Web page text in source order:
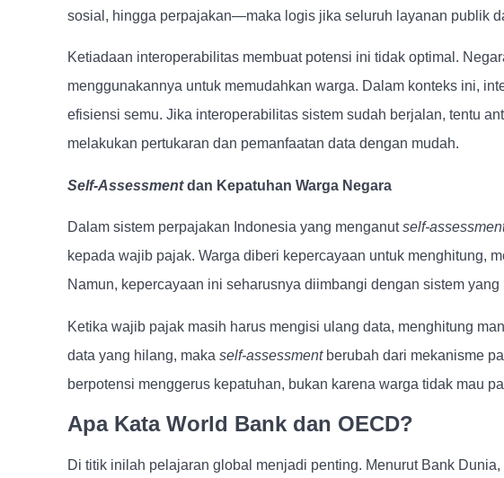
sosial, hingga perpajakan—maka logis jika seluruh layanan publik
Ketiadaan interoperabilitas membuat potensi ini tidak optimal.
menggunakannya untuk memudahkan warga. Dalam konteks ini,
efisiensi semu. Jika interoperabilitas sistem sudah berjalan, tentu
melakukan pertukaran dan pemanfaatan data dengan mudah.
Self-Assessmentdan Kepatuhan Warga Negara
Dalam sistem perpajakan Indonesia yang menganutself-
kepada wajib pajak. Warga diberi kepercayaan untuk menghitung,
Namun, kepercayaan ini seharusnya diimbangi dengan sistem
Ketika wajib pajak masih harus mengisi ulang data, menghitung
data yang hilang, maka self-assessmentberubah dari mekanisme
berpotensi menggerus kepatuhan, bukan karena warga tidak mau
Apa Kata World Bank dan OECD?
Di titik inilah pelajaran global menjadi penting. Menurut Bank